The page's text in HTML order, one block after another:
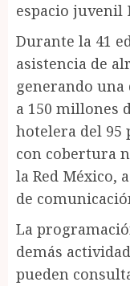
espacio juvenil
Durante la 41
asistencia de
generando
a 150 millones
hotelera del 95
con cobertura
la Red México,
de
La
demás
pueden